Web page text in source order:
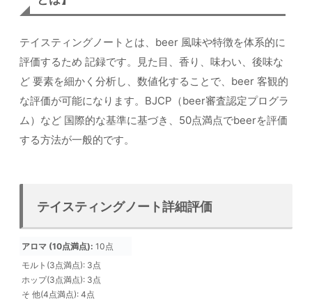
テイスティングノートとは、beer 風味や特徴を体系的に
評価するため 記録です。見た目、香り、味わい、後味な
ど 要素を細かく分析し、数値化することで、beer 客観的
な評価が可能になります。BJCP（beer審査認定プログラ
ム）など 国際的な基準に基づき、50点満点でbeerを評価
する方法が一般的です。
テイスティングノート詳細評価
アロマ (10点満点): 10点
モルト(3点満点): 3点
ホップ(3点満点): 3点
そ 他(4点満点): 4点